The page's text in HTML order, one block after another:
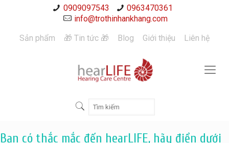
0909097543
0963470361
info@trothinhankhang.com
Sản phẩm
🎁 Tin tức 🎁 Blog Giới thiệu Liên hệ
Bạn có thắc mắc đến hearLIFE, hãy điền dưới